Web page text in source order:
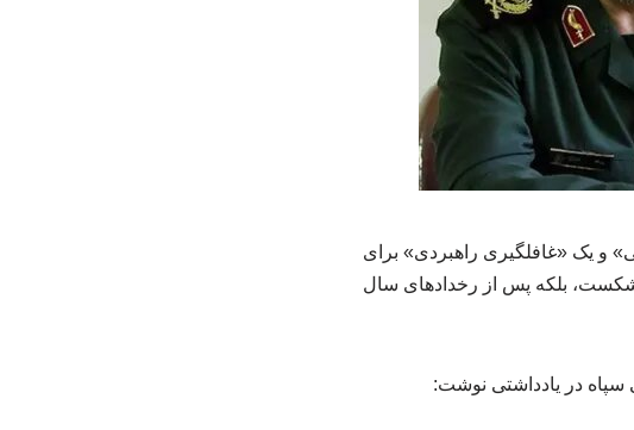
۱۴۰۴، این حضور را «خیزش ملی» و یک «غافلگیری راهبردی» برای
بلکه پس از رخدادهای سال
سپاه در یادداشتی نوشت: